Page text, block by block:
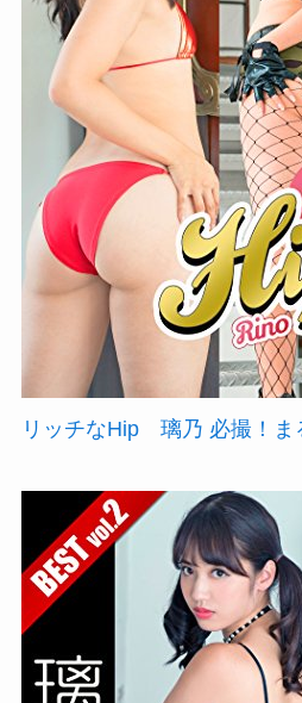
リッチなHip 璃乃 必撮！